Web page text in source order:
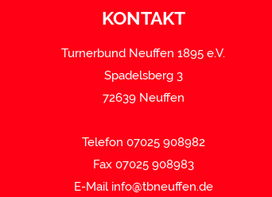
KONTAKT
Turnerbund Neuffen 1895 e.V.
Spadelsberg 3
72639 Neuffen
Telefon 07025 908982
Fax 07025 908983
E-Mail info@tbneuffen.de